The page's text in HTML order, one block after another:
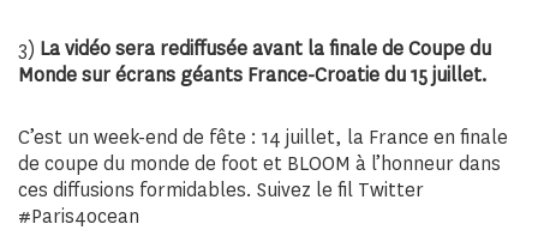
3) La vidéo sera rediffusée avant la finale de Coupe du
Monde sur écrans géants France-Croatie du 15 juillet.
C’est un week-end de fête : 14 juillet, la France en finale
de coupe du monde de foot et BLOOM à l’honneur dans
ces diffusions formidables. Suivez le fil Twitter
#Paris4ocean